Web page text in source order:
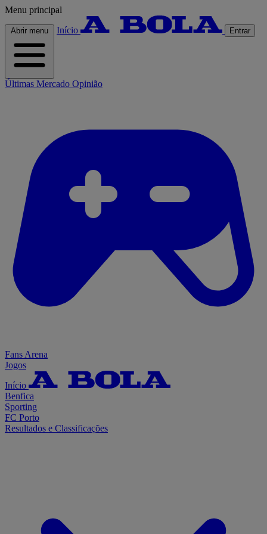
Menu principal
Abrir menu Início Entrar
Últimas Mercado Opinião
Fans Arena
Jogos
Início
Benfica
Sporting
FC Porto
Resultados e Classificações